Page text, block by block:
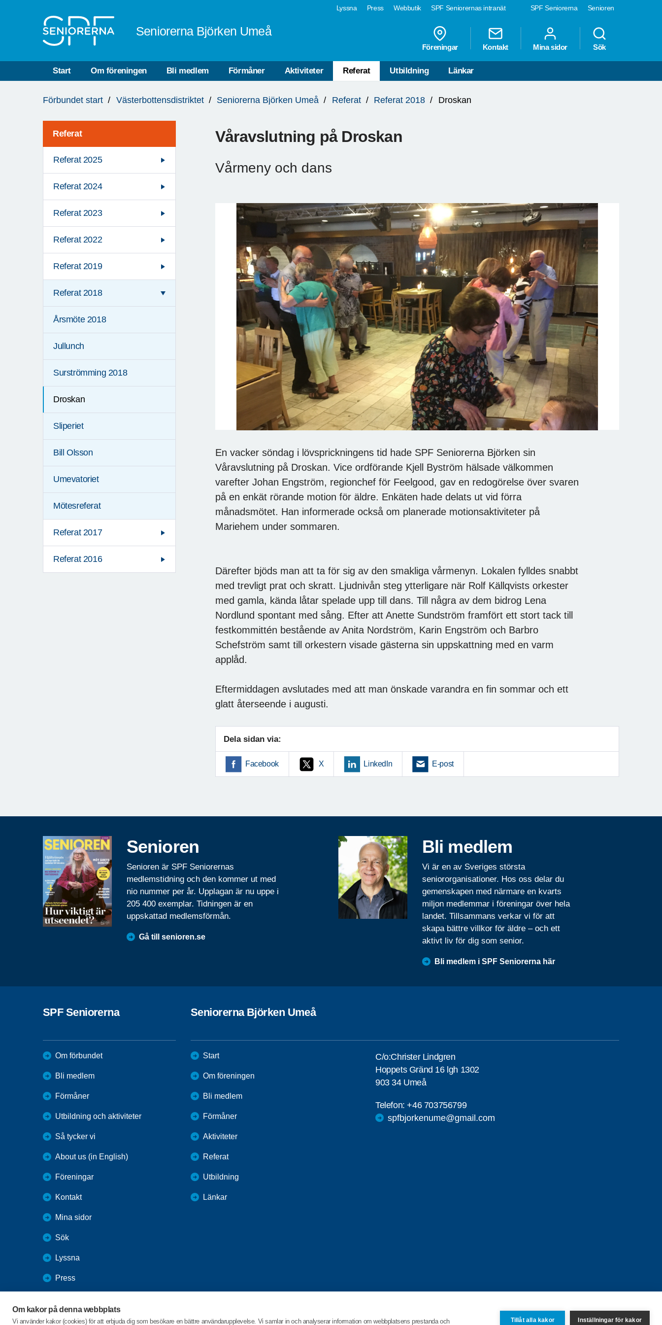
Om kakor på denna webbplats
Vi använder kakor (cookies) för att erbjuda dig som besökare en bättre användarupplevelse. Vi samlar in och analyserar information om webbplatsens prestanda och Tillåt alla kakor Inställningar för kakor
SPF Seniorerna Senioren
Lyssna Press Webbutik SPF Seniorernas intranät
Seniorerna Björken Umeå
Föreningar Kontakt Mina sidor Sök
Start Om föreningen Bli medlem Förmåner Aktiviteter Referat Utbildning Länkar
är
Förbundet start Västerbottensdistriktet Seniorerna Björken Umeå Referat Referat 2018 Droskan
Referat
Referat 2025
Referat 2024
Referat 2023
Referat 2022
Referat 2019
Referat 2018
Årsmöte 2018
Jullunch
Surströmming 2018
Droskan
Sliperiet
Bill Olsson
Umevatoriet
Mötesreferat
Referat 2017
Referat 2016
Våravslutning på Droskan
Vårmeny och dans
En vacker söndag i lövsprickningens tid hade SPF Seniorerna Björken sin
Våravslutning på Droskan. Vice ordförande Kjell Byström hälsade välkommen
varefter Johan Engström, regionchef för Feelgood, gav en redogörelse över svaren
på en enkät rörande motion för äldre. Enkäten hade delats ut vid förra
månadsmötet. Han informerade också om planerade motionsaktiviteter på
Mariehem under sommaren.
Därefter bjöds man att ta för sig av den smakliga vårmenyn. Lokalen fylldes snabbt
med trevligt prat och skratt. Ljudnivån steg ytterligare när Rolf Källqvists orkester
med gamla, kända låtar spelade upp till dans. Till några av dem bidrog Lena
Nordlund spontant med sång. Efter att Anette Sundström framfört ett stort tack till
festkommittén bestående av Anita Nordström, Karin Engström och Barbro
Schefström samt till orkestern visade gästerna sin uppskattning med en varm
applåd.
Eftermiddagen avslutades med att man önskade varandra en fin sommar och ett
glatt återseende i augusti.
Dela sidan via:
Facebook X LinkedIn E-post
Senioren
Senioren är SPF Seniorernas
medlemstidning och den kommer ut med
nio nummer per år. Upplagan är nu uppe i
205 400 exemplar. Tidningen är en
uppskattad medlemsförmån.
Gå till senioren.se
Bli medlem
Vi är en av Sveriges största
seniororganisationer. Hos oss delar du
gemenskapen med närmare en kvarts
miljon medlemmar i föreningar över hela
landet. Tillsammans verkar vi för att
skapa bättre villkor för äldre – och ett
aktivt liv för dig som senior.
Bli medlem i SPF Seniorerna här
SPF Seniorerna
Om förbundet
Bli medlem
Förmåner
Utbildning och aktiviteter
Så tycker vi
About us (in English)
Föreningar
Kontakt
Mina sidor
Sök
Lyssna
Press
SPF Seniorernas intranät
Seniorerna Björken Umeå
Start
Om föreningen
Bli medlem
Förmåner
Aktiviteter
Referat
Utbildning
Länkar
C/o:Christer Lindgren
Hoppets Gränd 16 lgh 1302
903 34 Umeå
Telefon:+46 703756799
spfbjorkenume@gmail.com